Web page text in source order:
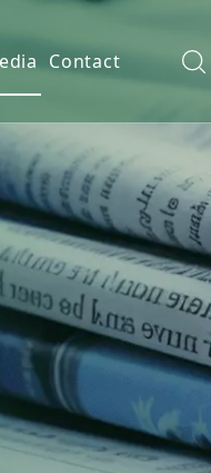
Contact